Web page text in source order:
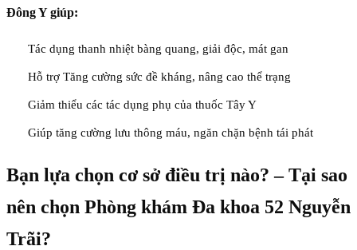
Đông Y giúp:
Tác dụng thanh nhiệt bàng quang, giải độc, mát gan
Hỗ trợ Tăng cường sức đề kháng, nâng cao thể trạng
Giảm thiểu các tác dụng phụ của thuốc Tây Y
Giúp tăng cường lưu thông máu, ngăn chặn bệnh tái phát
Bạn lựa chọn cơ sở điều trị nào? – Tại sao
nên chọn Phòng khám Đa khoa 52 Nguyễn
Trãi?